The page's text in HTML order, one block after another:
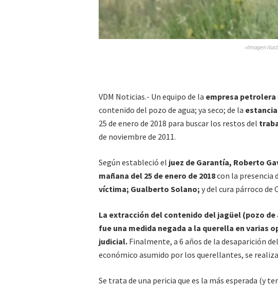
»Imagen
VDM Noticias.- Un equipo de la empresa petrolera
contenido del pozo de agua; ya seco; de la
25 de enero de 2018 para buscar los restos del
de noviembre de 2011.
Según estableció el juez de Garantía, Roberto
mañana del 25 de enero de 2018con la presencia
víctima; Gualberto Solano; y del cura párroco de
La extracción del contenido del jagüel (pozo
fue una medida negada a la querella en varias
judicial. Finalmente, a 6 años de la desaparición
económico asumido por los querellantes, se
Se trata de una pericia que es la más esperada (y